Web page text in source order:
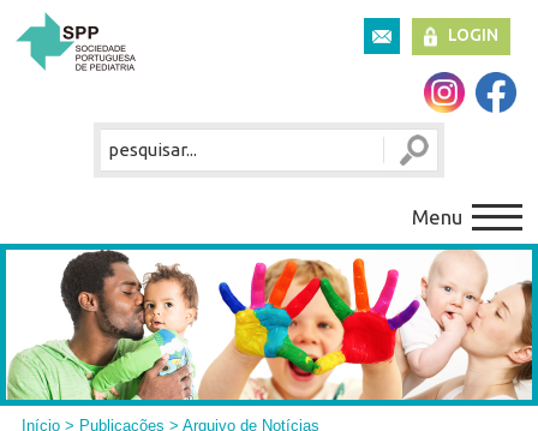
LOGIN
Menu
Início > Publicações > Arquivo de Notícias